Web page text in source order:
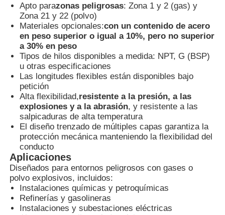
Visita a la fábrica
Control de Calidad
Contacto
Solicitar una cotización
Iluminación a prueba de explosiones
Luz a prueba de explosiones de la alarma
Apto parazonas peligrosas: Zona 1 y 2 (gas) y
Zona 21 y 22 (polvo)
Materiales opcionales:con un contenido de acero
en peso superior o igual a 10%, pero no superior
a 30% en peso
Tipos de hilos disponibles a medida: NPT, G (BSP)
u otras especificaciones
Las longitudes flexibles están disponibles bajo
petición
Alta flexibilidad,resistente a la presión, a las
explosiones y a la abrasión, y resistente a las
salpicaduras de alta temperatura
El diseño trenzado de múltiples capas garantiza la
protección mecánica manteniendo la flexibilidad del
conducto
Aplicaciones
Diseñados para entornos peligrosos con gases o
polvo explosivos, incluidos:
Instalaciones químicas y petroquímicas
Refinerías y gasolineras
Instalaciones y subestaciones eléctricas